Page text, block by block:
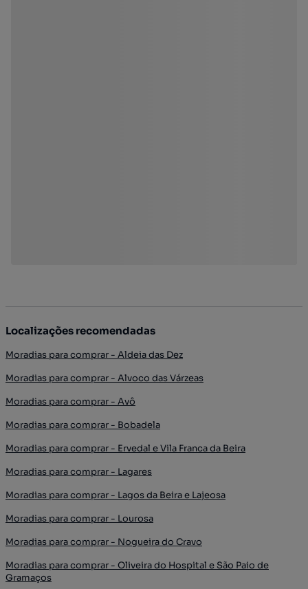
Localizações recomendadas
Moradias para comprar - Aldeia das Dez
Moradias para comprar - Alvoco das Várzeas
Moradias para comprar - Avô
Moradias para comprar - Bobadela
Moradias para comprar - Ervedal e Vila Franca da Beira
Moradias para comprar - Lagares
Moradias para comprar - Lagos da Beira e Lajeosa
Moradias para comprar - Lourosa
Moradias para comprar - Nogueira do Cravo
Moradias para comprar - Oliveira do Hospital e São Paio de
Gramaços